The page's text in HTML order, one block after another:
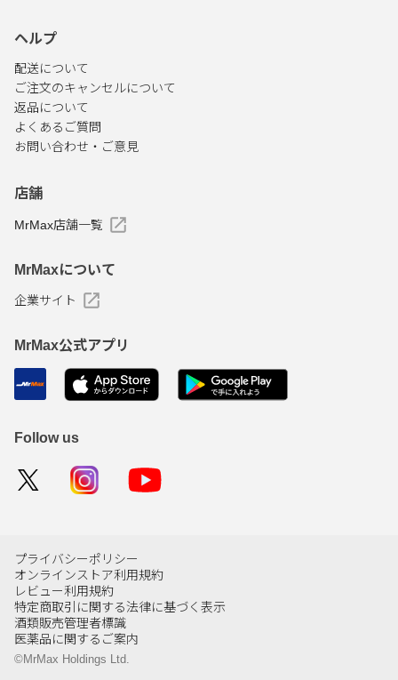
ヘルプ
配送について
ご注文のキャンセルについて
返品について
よくあるご質問
お問い合わせ・ご意見
店舗
MrMax店舗一覧
MrMaxについて
企業サイト
MrMax公式アプリ
Follow us
プライバシーポリシー
オンラインストア利用規約
レビュー利用規約
特定商取引に関する法律に基づく表示
酒類販売管理者標識
医薬品に関するご案内
©MrMax Holdings Ltd.